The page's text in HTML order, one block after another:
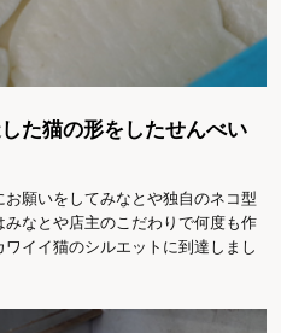
た猫の形をしたせんべい
願いをしてみなとや独自のネコ型
なとや店主のこだわりで何度も作
イイ猫のシルエットに到達しまし